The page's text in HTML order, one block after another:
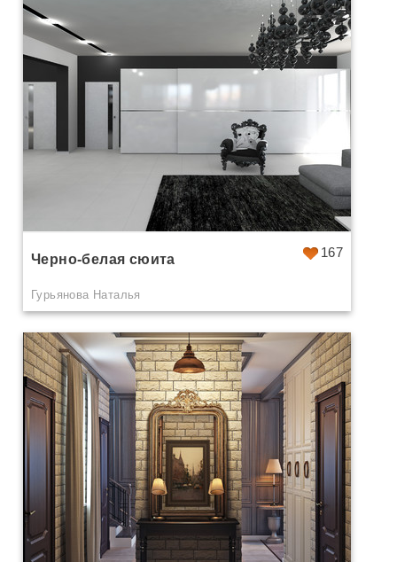
167
Черно-белая сюита
Гурьянова Наталья